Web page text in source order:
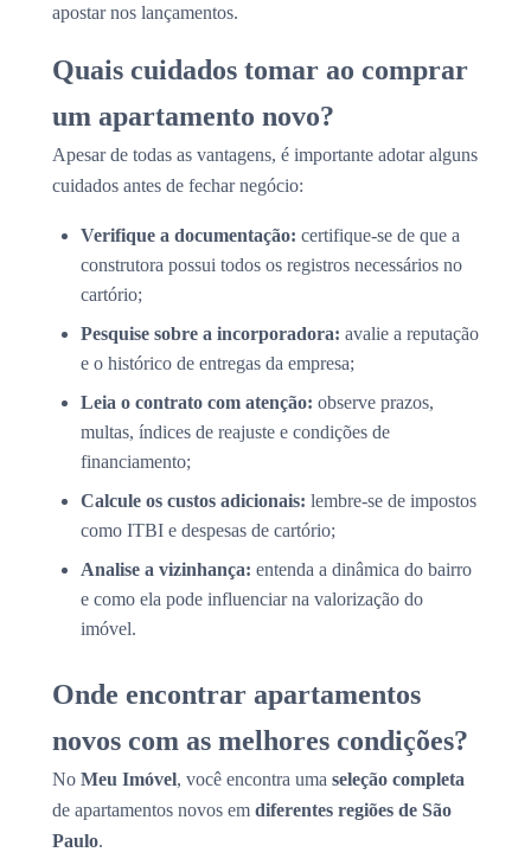
apostar nos lançamentos.
Quais cuidados tomar ao comprar
um apartamento novo?
Apesar de todas as vantagens, é importante adotar alguns
cuidados antes de fechar negócio:
Verifique a documentação: certifique-se de que a
construtora possui todos os registros necessários no
cartório;
Pesquise sobre a incorporadora: avalie a reputação
e o histórico de entregas da empresa;
Leia o contrato com atenção: observe prazos,
multas, índices de reajuste e condições de
financiamento;
Calcule os custos adicionais: lembre-se de impostos
como ITBI e despesas de cartório;
Analise a vizinhança: entenda a dinâmica do bairro
e como ela pode influenciar na valorização do
imóvel.
Onde encontrar apartamentos
novos com as melhores condições?
No Meu Imóvel, você encontra uma seleção completa
de apartamentos novos em diferentes regiões de São
Paulo.